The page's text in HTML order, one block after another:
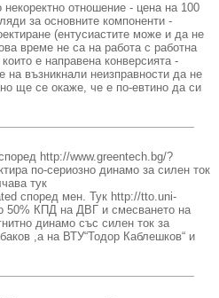
отношение - цена на 100
за основните компоненти -
(ентусиастите може и да не
време не са на работа с работна
е направена конверсията -
на възникнали неизправности да не
ще се окаже, че е по-евтино да си
http://www.greentech.bg/?
по-сериозно динамо за силен ток
тук
според мен. Тук http://tto.uni-
50% КПД на ДВГ и смесването на
динамо със силен ток за
,а на ВТУ“Тодор Каблешков“ и